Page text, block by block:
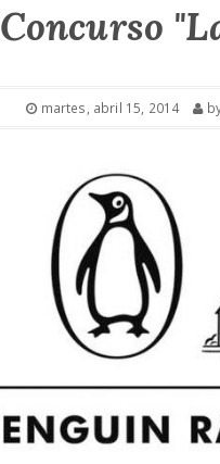
Concurso
martes, abril 15, 2014